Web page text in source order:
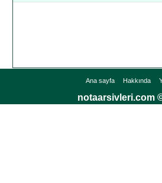
Ana sayfa Hakkında
notaarsivleri.com